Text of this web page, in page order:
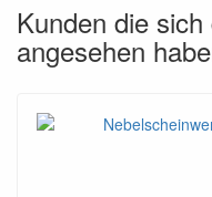
Kunden die
angesehen